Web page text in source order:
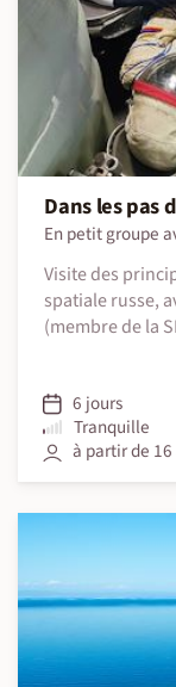
Dans les pas
En petit groupe
Visite des
spatiale russe,
(membre de la
6 jours
Tranquille
à partir de 16